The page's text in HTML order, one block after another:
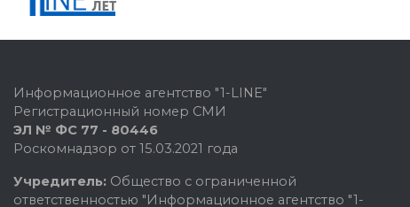
Информационное агентство "1-LINE"
Регистрационный номер СМИ
ЭЛ № ФС 77 - 80446
Роскомнадзор от 15.03.2021 года
Учредитель: Общество с ограниченной
ответственностью "Информационное агентство "1-